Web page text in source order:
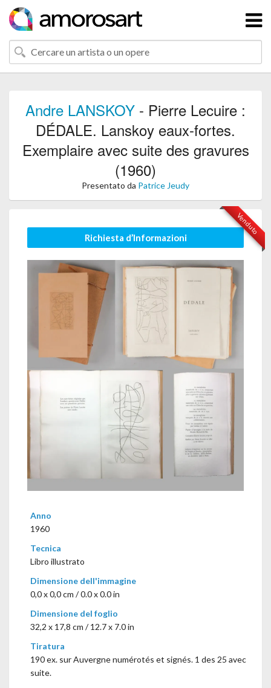
Andre LANSKOY - Pierre Lecuire :
DÉDALE. Lanskoy eaux-fortes.
Exemplaire avec suite des gravures
(1960)
Presentato da Patrice Jeudy
Venduto
Richiesta d’Informazioni
Anno
1960
Tecnica
Libro illustrato
Dimensione dell'immagine
0,0 x 0,0 cm / 0.0 x 0.0 in
Dimensione del foglio
32,2 x 17,8 cm / 12.7 x 7.0 in
Tiratura
190 ex. sur Auvergne numérotés et signés. 1 des 25 avec
suite.